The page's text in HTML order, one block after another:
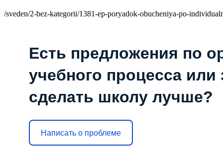
/sveden/2-bez-kategorii/1381-ep-poryadok-obucheniya-po-
Есть предложения по
учебного процесса или
сделать школу лучше?
Написать о проблеме